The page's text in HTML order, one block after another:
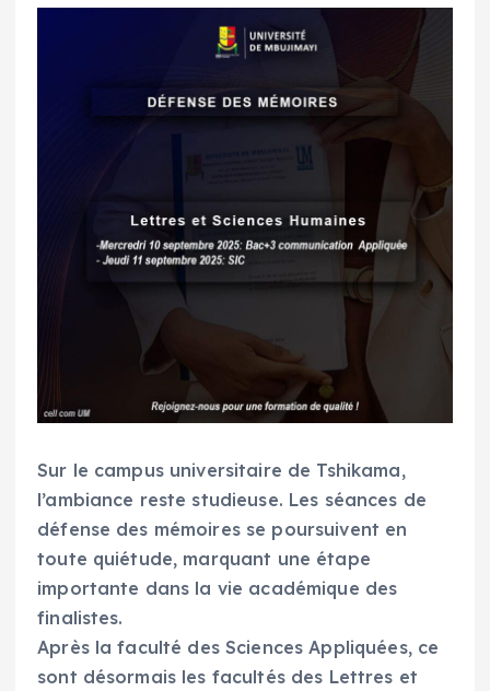
Sur le campus universitaire de Tshikama,
l’ambiance reste studieuse. Les séances de
défense des mémoires se poursuivent en
toute quiétude, marquant une étape
importante dans la vie académique des
finalistes.
Après la faculté des Sciences Appliquées, ce
sont désormais les facultés des Lettres et